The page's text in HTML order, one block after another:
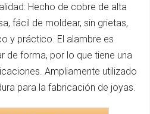
Hecho de cobre de alta
fácil de moldear, sin grietas,
y práctico. El alambre es
de forma, por lo que tiene una
Ampliamente utilizado
para la fabricación de joyas.